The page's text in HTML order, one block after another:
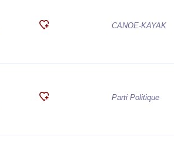
CANOE-KAYAK
Parti Politique